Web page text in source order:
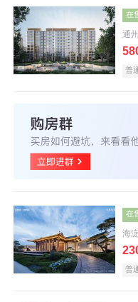
在
通州
普
在
海淀
普